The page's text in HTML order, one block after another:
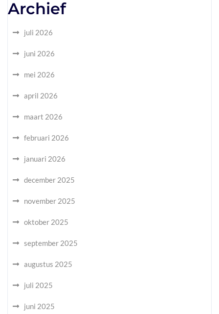
Archief
juli 2026
juni 2026
mei 2026
april 2026
maart 2026
februari 2026
januari 2026
december 2025
november 2025
oktober 2025
september 2025
augustus 2025
juli 2025
juni 2025